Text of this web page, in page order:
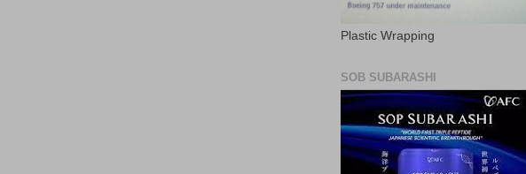
Plastic Wrapping
SOB SUBARASHI